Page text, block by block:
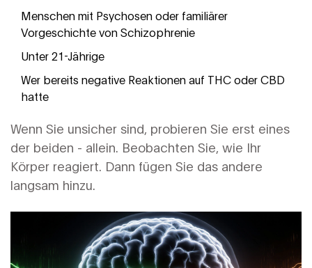
Menschen mit Psychosen oder familiärer
Vorgeschichte von Schizophrenie
Unter 21-Jährige
Wer bereits negative Reaktionen auf THC oder CBD
hatte
Wenn Sie unsicher sind, probieren Sie erst eines
der beiden - allein. Beobachten Sie, wie Ihr
Körper reagiert. Dann fügen Sie das andere
langsam hinzu.